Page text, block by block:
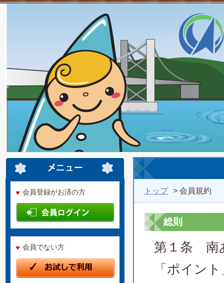
会員登録がお済の方
会員でない方
トップ > 会員規約
総則
第１条 南
「ポイン